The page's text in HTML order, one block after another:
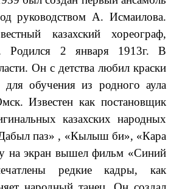
руководством А. Исмаилова.
казахский хореограф,
Родился 2 января 1913г. В
Он с детства любил краски
обучения из родного аула
Известен как постановщик
казахских народных
паз» , «Кылыш би», «Кара
на экран вышел фильм «Синий
редкие кадры, как